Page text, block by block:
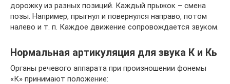
дорожку из разных позиций. Каждый прыжок – смена
позы. Например, прыгнул и повернулся направо, потом
налево и т. п. Каждое движение сопровождается звуком.
Нормальная артикуляция для звука К и Кь
Органы речевого аппарата при произношении фонемы
«К» принимают положение: